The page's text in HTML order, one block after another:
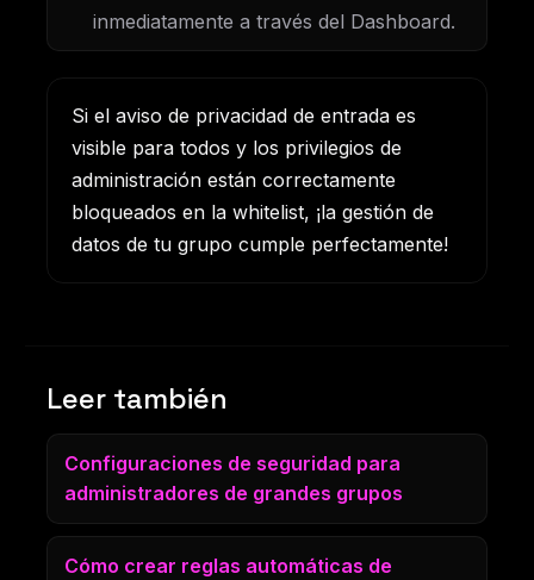
inmediatamente a través del Dashboard.
Si el aviso de privacidad de entrada es
visible para todos y los privilegios de
administración están correctamente
bloqueados en la whitelist, ¡la gestión de
datos de tu grupo cumple perfectamente!
Leer también
Configuraciones de seguridad para
administradores de grandes grupos
Cómo crear reglas automáticas de